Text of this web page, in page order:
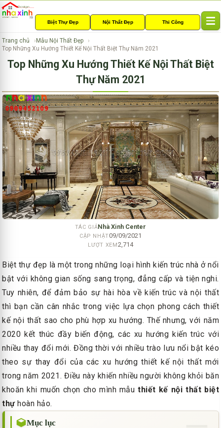
Biệt Thự Đẹp Nội Thất Đẹp Thi Công
l
a
v
i
g
t
i
o
n
Trang chủ
Mẫu Nội Thất Đẹp
Top Những Xu Hướng Thiết Kế Nội Thất Biệt Thự Năm 2021
Top Những Xu Hướng Thiết Kế Nội Thất Biệt
Thự Năm 2021
TÁC GIẢNhà Xinh Center
CẬP NHẬT09/09/2021
LƯỢT XEM2,714
Biệt thự đẹp là một trong những loại hình kiến trúc nhà ở nổi
bật với không gian sống sang trọng, đẳng cấp và tiện nghi.
Tuy nhiên, để đảm bảo sự hài hòa về kiến trúc và nội thất
thì bạn cần cân nhắc trong việc lựa chọn phong cách thiết
kế nội thất sao cho phù hợp xu hướng. Thế nhưng, với năm
2020 kết thúc đầy biến động, các xu hướng kiến trúc với
nhiều thay đổi mới. Đồng thời với nhiều trào lưu nổi bật kéo
theo sự thay đổi của các xu hướng thiết kế nội thất mới
trong năm 2021. Điều này khiến nhiều người không khỏi băn
khoăn khi muốn chọn cho mình mẫuthiết kế nội thất biệt
thựhoàn hảo.
Mục lục